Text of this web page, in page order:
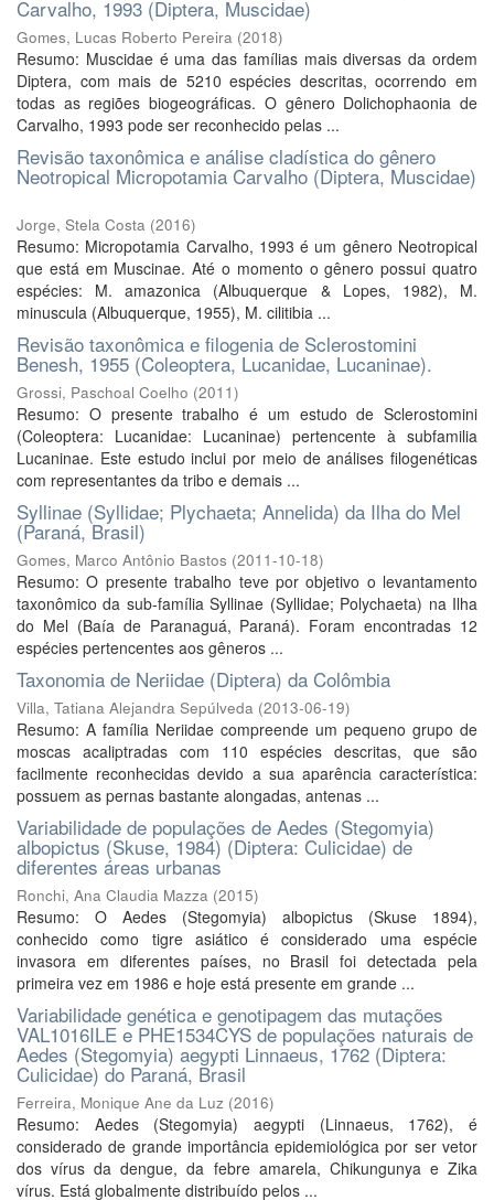
Carvalho, 1993 (Diptera, Muscidae)
Gomes, Lucas Roberto Pereira (2018)
Resumo: Muscidae é uma das famílias mais diversas da ordem
Diptera, com mais de 5210 espécies descritas, ocorrendo em
todas as regiões biogeográficas. O gênero Dolichophaonia de
Carvalho, 1993 pode ser reconhecido pelas ...
Revisão taxonômica e análise cladística do gênero
Neotropical Micropotamia Carvalho (Diptera, Muscidae)
Jorge, Stela Costa (2016)
Resumo: Micropotamia Carvalho, 1993 é um gênero Neotropical
que está em Muscinae. Até o momento o gênero possui quatro
espécies: M. amazonica (Albuquerque & Lopes, 1982), M.
minuscula (Albuquerque, 1955), M. cilitibia ...
Revisão taxonômica e filogenia de Sclerostomini
Benesh, 1955 (Coleoptera, Lucanidae, Lucaninae).
Grossi, Paschoal Coelho (2011)
Resumo: O presente trabalho é um estudo de Sclerostomini
(Coleoptera: Lucanidae: Lucaninae) pertencente à subfamilia
Lucaninae. Este estudo inclui por meio de análises filogenéticas
com representantes da tribo e demais ...
Syllinae (Syllidae; Plychaeta; Annelida) da Ilha do Mel
(Paraná, Brasil)
Gomes, Marco Antônio Bastos (2011-10-18)
Resumo: O presente trabalho teve por objetivo o levantamento
taxonômico da sub-família Syllinae (Syllidae; Polychaeta) na Ilha
do Mel (Baía de Paranaguá, Paraná). Foram encontradas 12
espécies pertencentes aos gêneros ...
Taxonomia de Neriidae (Diptera) da Colômbia
Villa, Tatiana Alejandra Sepúlveda (2013-06-19)
Resumo: A família Neriidae compreende um pequeno grupo de
moscas acaliptradas com 110 espécies descritas, que são
facilmente reconhecidas devido a sua aparência característica:
possuem as pernas bastante alongadas, antenas ...
Variabilidade de populações de Aedes (Stegomyia)
albopictus (Skuse, 1984) (Diptera: Culicidae) de
diferentes áreas urbanas
Ronchi, Ana Claudia Mazza (2015)
Resumo: O Aedes (Stegomyia) albopictus (Skuse 1894),
conhecido como tigre asiático é considerado uma espécie
invasora em diferentes países, no Brasil foi detectada pela
primeira vez em 1986 e hoje está presente em grande ...
Variabilidade genética e genotipagem das mutações
VAL1016ILE e PHE1534CYS de populações naturais de
Aedes (Stegomyia) aegypti Linnaeus, 1762 (Diptera:
Culicidae) do Paraná, Brasil
Ferreira, Monique Ane da Luz (2016)
Resumo: Aedes (Stegomyia) aegypti (Linnaeus, 1762), é
considerado de grande importância epidemiológica por ser vetor
dos vírus da dengue, da febre amarela, Chikungunya e Zika
vírus. Está globalmente distribuído pelos ...